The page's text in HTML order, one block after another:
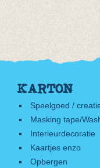
KARTON
Speelgoed /
Masking tape/
Interieurdecoratie
Kaartjes enzo
Opbergen